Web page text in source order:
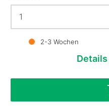
2-3 Wochen
Details